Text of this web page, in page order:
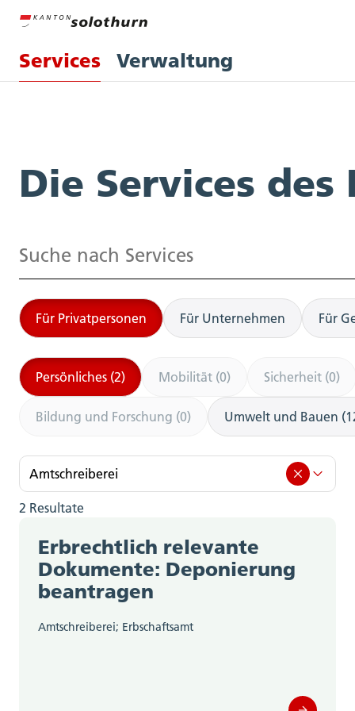
Services Verwaltung
Die Services des
Suchen
Für Privatpersonen Für Unternehmen Für
Persönliches (2) Mobilität (0) Sicherheit (0)
Bildung und Forschung (0) Umwelt und Bauen
Amtschreiberei
Amtschreiberei (2)
Amt für Berufsbildung, Mittel- und
Hochschulen (0)
2 Resultate
Erbrechtlich relevante
Dokumente: Deponierung
beantragen
Amtschreiberei; Erbschaftsamt